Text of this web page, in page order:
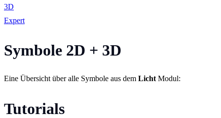
3D
Expert
Symbole 2D + 3D
Eine Übersicht über alle Symbole aus dem LichtModul:
Tutorials